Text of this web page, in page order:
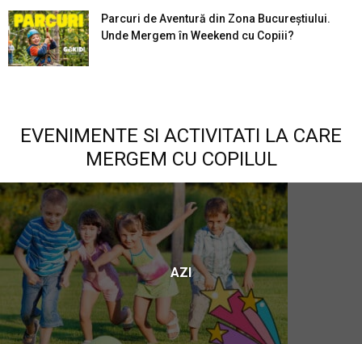
Parcuri de Aventură din Zona Bucureştiului.
Unde Mergem în Weekend cu Copiii?
EVENIMENTE SI ACTIVITATI LA CARE
MERGEM CU COPILUL
AZI